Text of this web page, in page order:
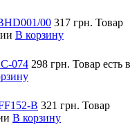
00 317 грн. Товар
В корзину
074 298 грн. Товар есть в
B 321 грн. Товар
В корзину